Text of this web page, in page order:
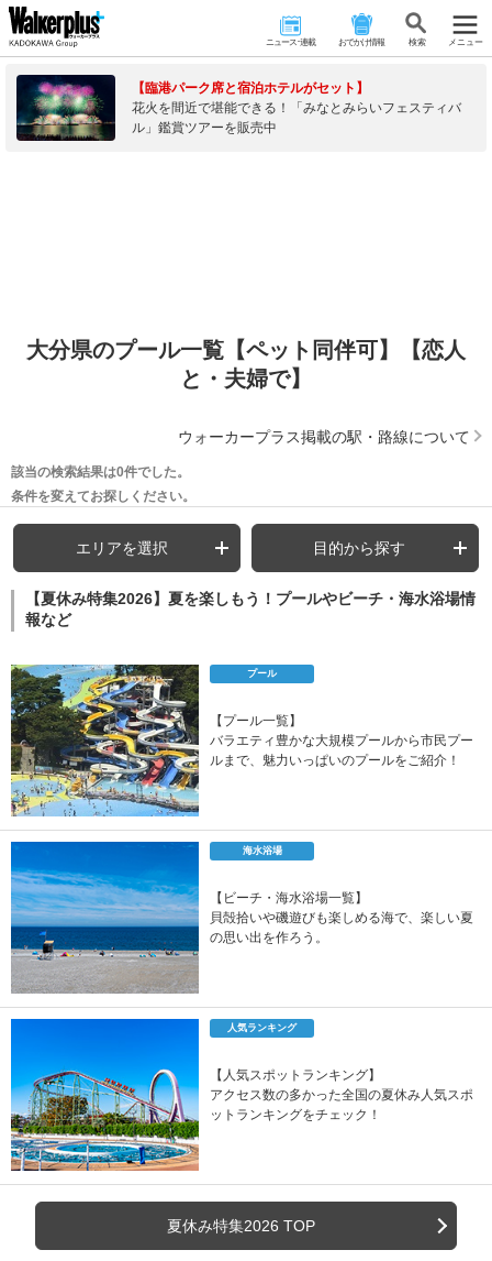
ニュース･連載 おでかけ情報 検 索 メニュー
【臨港パーク席と宿泊ホテルがセット】
花火を間近で堪能できる！「みなとみらいフェスティバ
ル」鑑賞ツアーを販売中
大分県のプール一覧【ペット同伴可】【恋人
と・夫婦で】
ウォーカープラス掲載の駅・路線について
該当の検索結果は0件でした。
条件を変えてお探しください。
エリアを選択 目的から探す
【夏休み特集2026】夏を楽しもう！プールやビーチ・海水浴場情
報など
プール
【プール一覧】
バラエティ豊かな大規模プールから市民プー
ルまで、魅力いっぱいのプールをご紹介！
海水浴場
【ビーチ・海水浴場一覧】
貝殻拾いや磯遊びも楽しめる海で、楽しい夏
の思い出を作ろう。
人気ランキング
【人気スポットランキング】
アクセス数の多かった全国の夏休み人気スポ
ットランキングをチェック！
夏休み特集2026 TOP